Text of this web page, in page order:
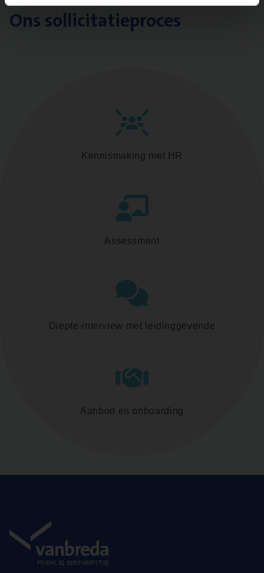
Ons sollicitatieproces
Kennismaking met HR
Assessment
Diepte-interview met leidinggevende
Aanbod en onboarding